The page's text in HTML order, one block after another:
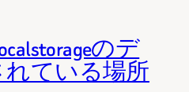
のデ
ている場所